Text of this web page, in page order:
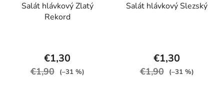
Salát hlávkový Zlatý
Rekord
€1,30
€1,90 (–31 %)
Salát hlávkový Slezský
€1,30
€1,90 (–31 %)